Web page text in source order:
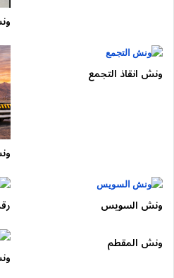
🔹 القطاع الجنوبي
النزلات والتقاطعات:
نزلة المعادي
نزلة المنيب
محور صفط اللبن
الأعطال الشائعة:
سخونة – توقف
تحميل كامل
ونش انقاذ التجمع
ونش السويس
ونش المقطم